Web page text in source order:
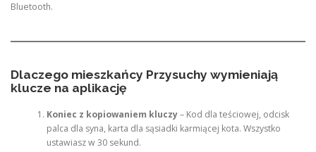
Bluetooth.
Dlaczego mieszkańcy Przysuchy wymieniają
klucze na aplikację
Koniec z kopiowaniem kluczy– Kod dla teściowej, odcisk
palca dla syna, karta dla sąsiadki karmiącej kota. Wszystko
ustawiasz w 30 sekund.